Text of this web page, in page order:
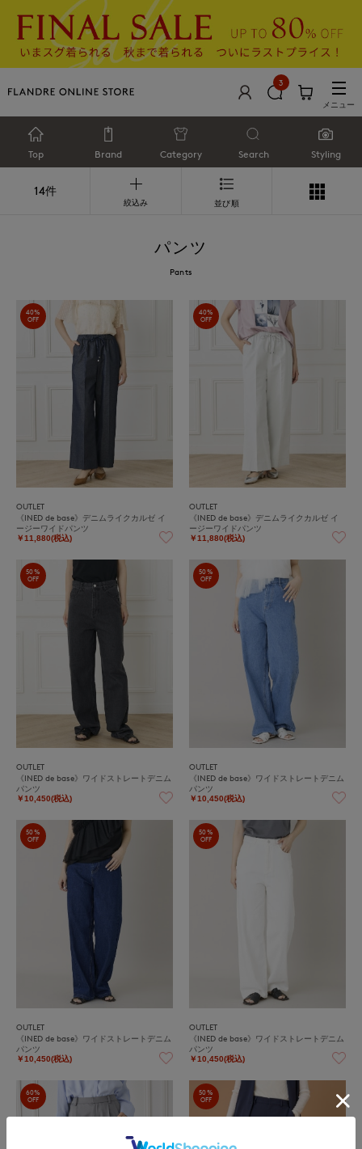
3
メニュー
Top Brand Category Search Styling
14件
絞込み 並び順
パンツ
Pants
40%
OFF
OUTLET
《INED de base》デニムライクカルゼ イ
ージーワイドパンツ
￥11,880(税込)
40%
OFF
OUTLET
《INED de base》デニムライクカルゼ イ
ージーワイドパンツ
￥11,880(税込)
50%
OFF
OUTLET
《INED de base》ワイドストレートデニム
パンツ
￥10,450(税込)
50%
OFF
OUTLET
《INED de base》ワイドストレートデニム
パンツ
￥10,450(税込)
50%
OFF
OUTLET
《INED de base》ワイドストレートデニム
パンツ
￥10,450(税込)
50%
OFF
OUTLET
《INED de base》ワイドストレートデニム
パンツ
￥10,450(税込)
60%
OFF
50%
OFF